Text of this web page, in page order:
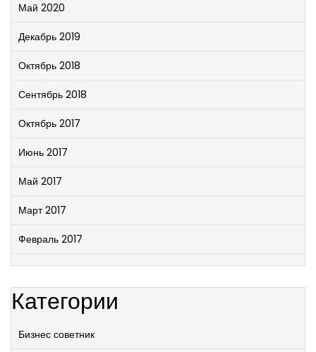
Май 2020
Декабрь 2019
Октябрь 2018
Сентябрь 2018
Октябрь 2017
Июнь 2017
Май 2017
Март 2017
Февраль 2017
Категории
Бизнес советник